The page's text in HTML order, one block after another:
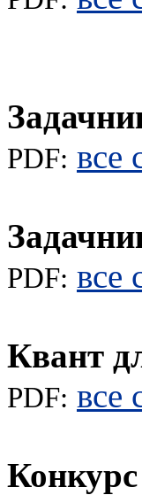
PDF: все
PDF: все
Квант
PDF: все